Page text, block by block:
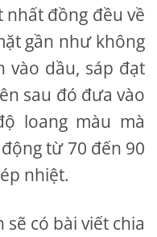
đồng đều về
gần như không
vào dầu, sáp đạt
sau đó đưa vào
loang màu mà
từ 70 đến 90
nhiệt.
sẽ có bài viết chia